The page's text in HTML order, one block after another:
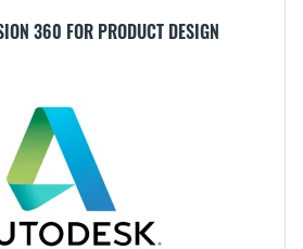
360 FOR PRODUCT DESIGN